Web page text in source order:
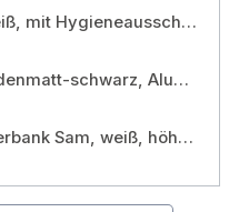
Bad-Hocker Sam, weiß, mit Hygieneausschnitt, höhenverstellbar
Haltegriff Sam L, seidenmatt-schwarz, Aluminium
Badewannen-Transferbank Sam, weiß, höhenverstellbar